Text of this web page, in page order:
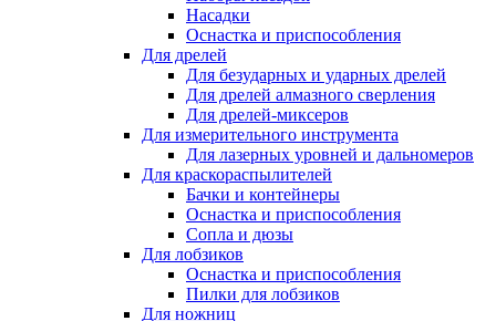
Насадки
Оснастка и приспособления
Для дрелей
Для безударных и ударных дрелей
Для дрелей алмазного сверления
Для дрелей-миксеров
Для измерительного инструмента
Для лазерных уровней и дальномеров
Для краскораспылителей
Бачки и контейнеры
Оснастка и приспособления
Сопла и дюзы
Для лобзиков
Оснастка и приспособления
Пилки для лобзиков
Для ножниц